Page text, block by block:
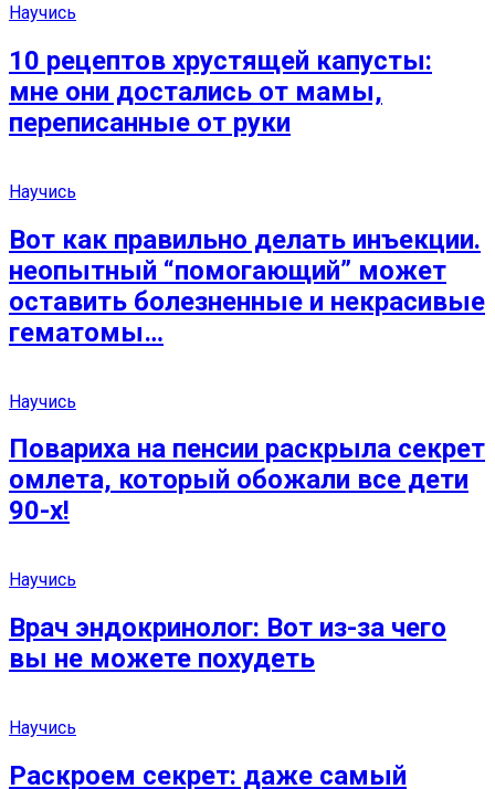
Научись
10 рецептов хрустящей капусты:
мне они достались от мамы,
переписанные от руки
Научись
Вот как правильно делать инъекции.
неопытный “помогающий” может
оставить болезненные и некрасивые
гематомы…
Научись
Повариха на пенсии раскрыла секрет
омлета, который обожали все дети
90-х!
Научись
Врач эндокринолог: Вот из-за чего
вы не можете похудеть
Научись
Раскроем секрет: даже самый